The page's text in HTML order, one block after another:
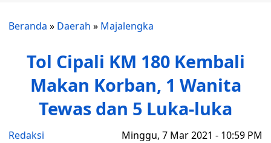
Beranda » Daerah » Majalengka
Tol Cipali KM 180 Kembali
Makan Korban, 1 Wanita
Tewas dan 5 Luka-luka
Redaksi Minggu, 7 Mar 2021 - 10:59 PM